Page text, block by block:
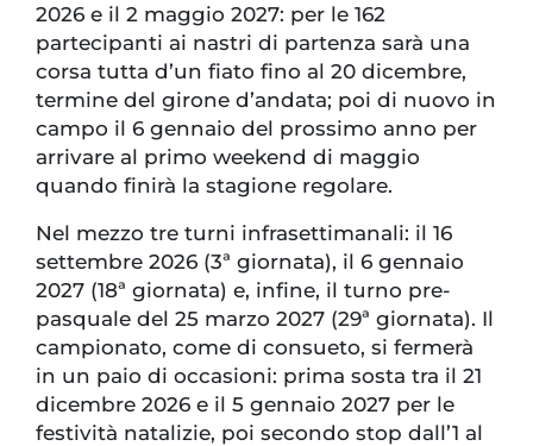
2026 e il 2 maggio 2027: per le 162
partecipanti ai nastri di partenza sarà una
corsa tutta d’un fiato fino al 20 dicembre,
termine del girone d’andata; poi di nuovo in
campo il 6 gennaio del prossimo anno per
arrivare al primo weekend di maggio
quando finirà la stagione regolare.
Nel mezzo tre turni infrasettimanali: il 16
settembre 2026 (3ª giornata), il 6 gennaio
2027 (18ª giornata) e, infine, il turno pre-
pasquale del 25 marzo 2027 (29ª giornata). Il
campionato, come di consueto, si fermerà
in un paio di occasioni: prima sosta tra il 21
dicembre 2026 e il 5 gennaio 2027 per le
festività natalizie, poi secondo stop dall’1 al